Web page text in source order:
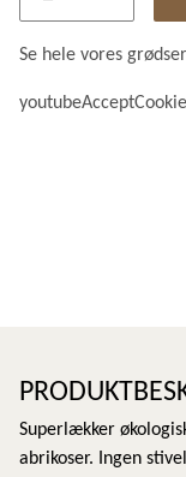
Se hele vores
youtubeAcceptCookie
Superlækker
abrikoser. Ingen